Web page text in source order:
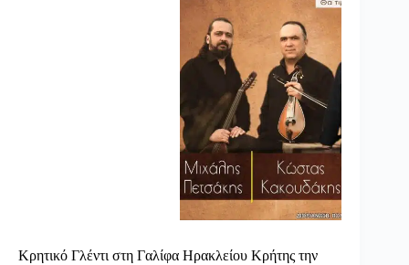
Κρητικό Γλέντι στη Γαλίφα Ηρακλείου Κρήτης την